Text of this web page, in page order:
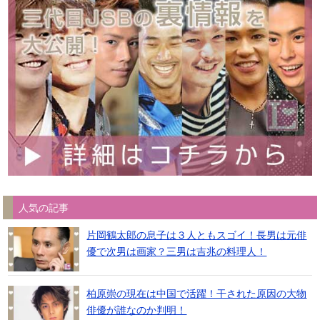
人気の記事
片岡鶴太郎の息子は３人ともスゴイ！長男は元俳
優で次男は画家？三男は吉兆の料理人！
柏原崇の現在は中国で活躍！干された原因の大物
俳優が誰なのか判明！